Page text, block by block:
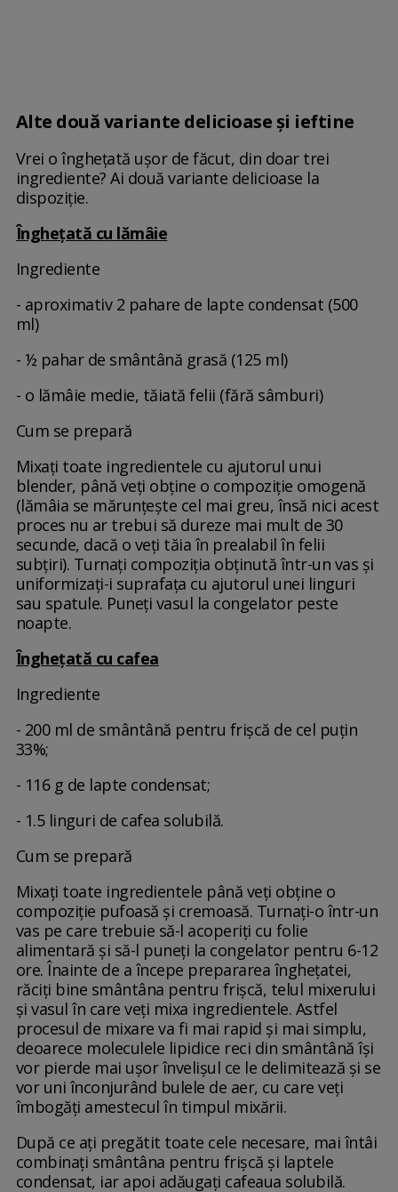
Alte două variante delicioase și ieftine
Vrei o înghețată ușor de făcut, din doar trei
ingrediente? Ai două variante delicioase la
dispoziție.
Înghețată cu lămâie
Ingrediente
- aproximativ 2 pahare de lapte condensat (500
ml)
- ½ pahar de smântână grasă (125 ml)
- o lămâie medie, tăiată felii (fără sâmburi)
Cum se prepară
Mixați toate ingredientele cu ajutorul unui
blender, până veți obține o compoziție omogenă
(lămâia se mărunțește cel mai greu, însă nici acest
proces nu ar trebui să dureze mai mult de 30
secunde, dacă o veți tăia în prealabil în felii
subțiri). Turnați compoziția obținută într-un vas și
uniformizați-i suprafața cu ajutorul unei linguri
sau spatule. Puneți vasul la congelator peste
noapte.
Înghețată cu cafea
Ingrediente
- 200 ml de smântână pentru frișcă de cel puțin
33%;
- 116 g de lapte condensat;
- 1.5 linguri de cafea solubilă.
Cum se prepară
Mixați toate ingredientele până veți obține o
compoziție pufoasă și cremoasă. Turnați-o într-un
vas pe care trebuie să-l acoperiți cu folie
alimentară și să-l puneți la congelator pentru 6-12
ore. Înainte de a începe prepararea înghețatei,
răciți bine smântâna pentru frișcă, telul mixerului
și vasul în care veți mixa ingredientele. Astfel
procesul de mixare va fi mai rapid și mai simplu,
deoarece moleculele lipidice reci din smântână își
vor pierde mai ușor învelișul ce le delimitează și se
vor uni înconjurând bulele de aer, cu care veți
îmbogăți amestecul în timpul mixării.
După ce ați pregătit toate cele necesare, mai întâi
combinați smântâna pentru frișcă și laptele
condensat, iar apoi adăugați cafeaua solubilă.